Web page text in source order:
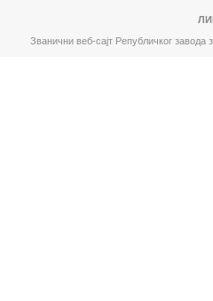
Званични веб-сајт Републичког